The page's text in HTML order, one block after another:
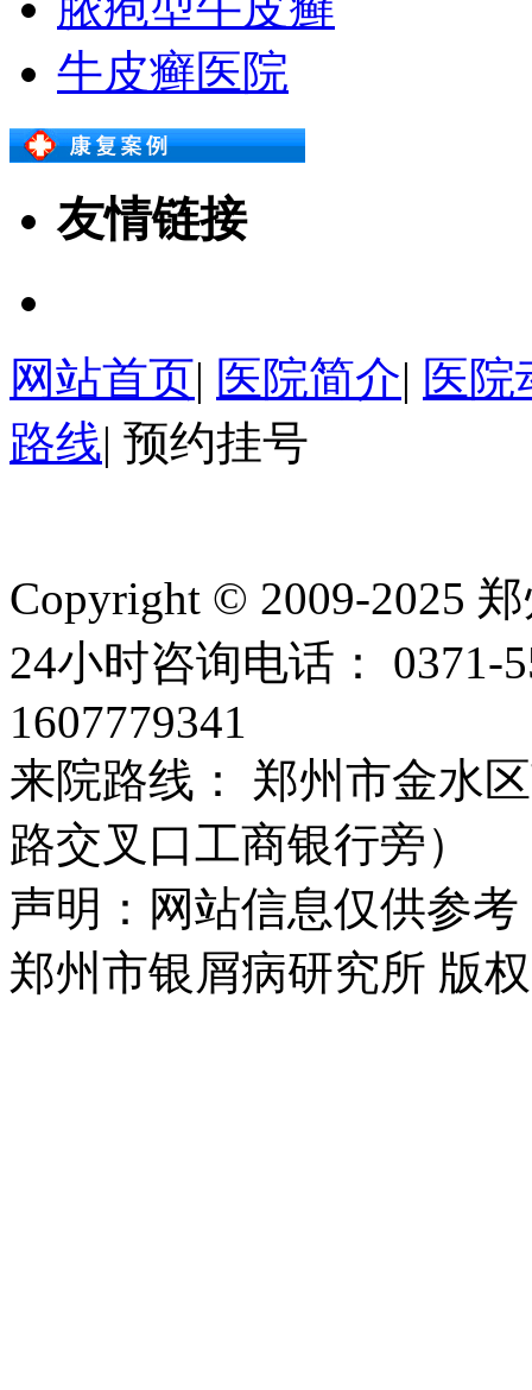
牛皮癣医院
友情链接
网站首页| 医院简介| 医院
路线| 预约挂号
Copyright © 2009-2025
24小时咨询电话：
1607779341
来院路线： 郑州市金水
路交叉口工商银行旁）
声明：网站信息仅供参
郑州市银屑病研究所 版